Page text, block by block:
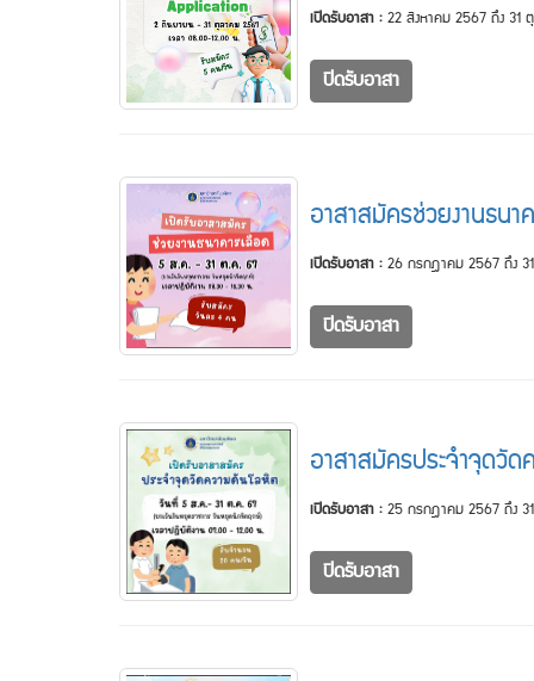
เปิดรับอาสา :22 สิงหาคม 2567 ถึง 31
ปิดรับอาสา
อาสาสมัครช่วยงานธน
เปิดรับอาสา :26 กรกฎาคม 2567 ถึง
ปิดรับอาสา
อาสาสมัครประจำจุดวั
เปิดรับอาสา :25 กรกฎาคม 2567 ถึง
ปิดรับอาสา